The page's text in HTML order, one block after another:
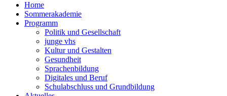
Home
Sommerakademie
Programm
Politik und Gesellschaft
junge vhs
Kultur und Gestalten
Gesundheit
Sprachenbildung
Digitales und Beruf
Schulabschluss und Grundbildung